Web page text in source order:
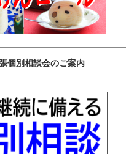
個別相談会のご案内